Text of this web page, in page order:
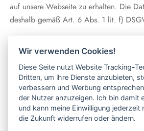
auf unsere Webseite zu erhalten. Die
deshalb gemäß Art. 6 Abs. 1 lit. f)
Kontaktformular
Sie können uns über das Kontaktformular
Webseite eine Nachricht zukommen
Wie verarbeiten wir Ihre Daten?
Wir verwenden Cookies!
Diese Seite nutzt Website Tracking-
Dritten, um ihre Dienste anzubieten,
verbessern und Werbung
der Nutzer anzuzeigen. Ich bin damit
und kann meine Einwilligung jederzeit
die Zukunft widerrufen oder ändern.